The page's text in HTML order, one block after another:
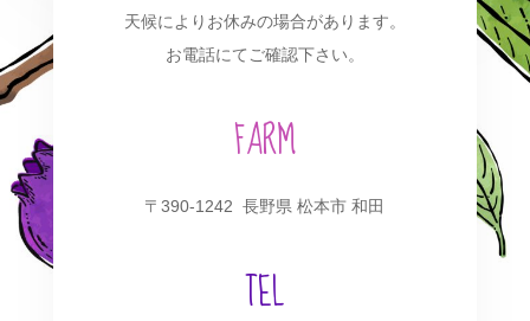
天候によりお休みの場合があります。
お電話にてご確認下さい。
FARM
〒390-1242 長野県 松本市 和田
TEL